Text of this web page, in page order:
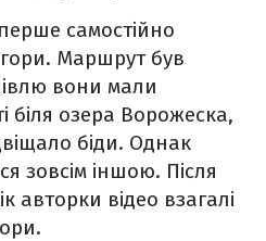
самостійно
Маршрут був
вони мали
біля озера Ворожеска,
біди. Однак
зовсім іншою. Після
авторки відео взагалі